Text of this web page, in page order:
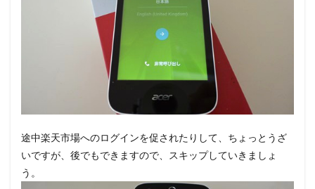
途中楽天市場へのログインを促されたりして、ちょっとうざ
いですが、後でもできますので、スキップしていきましょ
う。